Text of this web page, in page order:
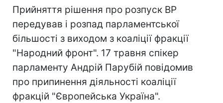
Прийняття рішення про розпуск ВР
передував і розпад парламентської
більшості з виходом з коаліції фракції
"Народний фронт". 17 травня спікер
парламенту Андрій Парубій повідомив
про припинення діяльності коаліції
фракцій "Європейська Україна".